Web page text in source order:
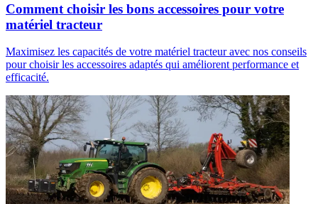
Comment choisir les bons accessoires pour votre
matériel tracteur
Maximisez les capacités de votre matériel tracteur avec nos conseils
pour choisir les accessoires adaptés qui améliorent performance et
efficacité.